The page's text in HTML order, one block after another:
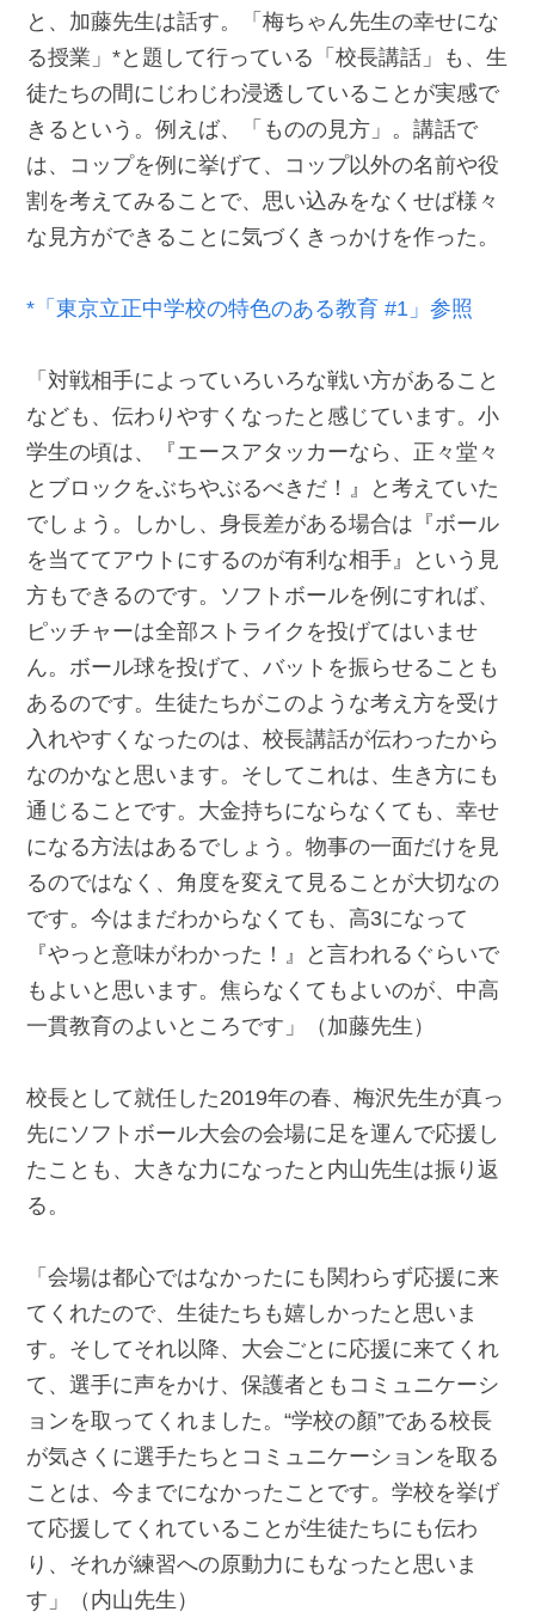
と、加藤先生は話す。「梅ちゃん先生の幸せにな
る授業」*と題して行っている「校長講話」も、生
徒たちの間にじわじわ浸透していることが実感で
きるという。例えば、「ものの見方」。講話で
は、コップを例に挙げて、コップ以外の名前や役
割を考えてみることで、思い込みをなくせば様々
な見方ができることに気づくきっかけを作った。
*「東京立正中学校の特色のある教育 #1」参照
「対戦相手によっていろいろな戦い方があること
なども、伝わりやすくなったと感じています。小
学生の頃は、『エースアタッカーなら、正々堂々
とブロックをぶちやぶるべきだ！』と考えていた
でしょう。しかし、身長差がある場合は『ボール
を当ててアウトにするのが有利な相手』という見
方もできるのです。ソフトボールを例にすれば、
ピッチャーは全部ストライクを投げてはいませ
ん。ボール球を投げて、バットを振らせることも
あるのです。生徒たちがこのような考え方を受け
入れやすくなったのは、校長講話が伝わったから
なのかなと思います。そしてこれは、生き方にも
通じることです。大金持ちにならなくても、幸せ
になる方法はあるでしょう。物事の一面だけを見
るのではなく、角度を変えて見ることが大切なの
です。今はまだわからなくても、高3になって
『やっと意味がわかった！』と言われるぐらいで
もよいと思います。焦らなくてもよいのが、中高
一貫教育のよいところです」（加藤先生）
校長として就任した2019年の春、梅沢先生が真っ
先にソフトボール大会の会場に足を運んで応援し
たことも、大きな力になったと内山先生は振り返
る。
「会場は都心ではなかったにも関わらず応援に来
てくれたので、生徒たちも嬉しかったと思いま
す。そしてそれ以降、大会ごとに応援に来てくれ
て、選手に声をかけ、保護者ともコミュニケーシ
ョンを取ってくれました。“学校の顏”である校長
が気さくに選手たちとコミュニケーションを取る
ことは、今までになかったことです。学校を挙げ
て応援してくれていることが生徒たちにも伝わ
り、それが練習への原動力にもなったと思いま
す」（内山先生）